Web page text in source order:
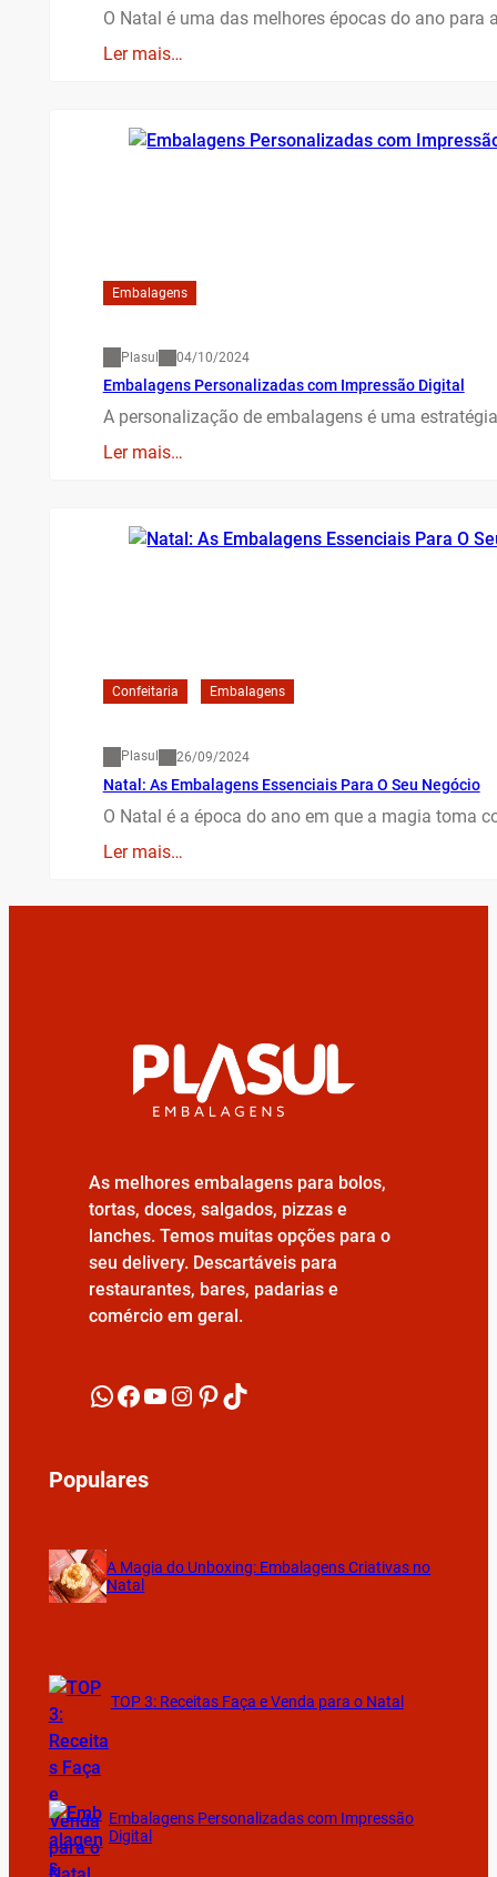
O Natal é uma das melhores épocas do ano
Ler mais…
Embalagens
Plasul 04/10/2024
Embalagens Personalizadas com Impressão Digital
A personalização de embalagens é uma
Ler mais…
Confeitaria Embalagens
Plasul 26/09/2024
Natal: As Embalagens Essenciais Para O Seu Negócio
O Natal é a época do ano em que a magia toma
Ler mais…
As melhores embalagens para bolos,
tortas, doces, salgados, pizzas e
lanches. Temos muitas opções para o
seu delivery. Descartáveis para
restaurantes, bares, padarias e
comércio em geral.
WhatsApp Facebook YouTube Instagram Pinterest TikTok
Populares
A Magia do Unboxing: Embalagens Criativas no
Natal
TOP 3: Receitas Faça e Venda para o Natal
Embalagens Personalizadas com Impressão
Digital